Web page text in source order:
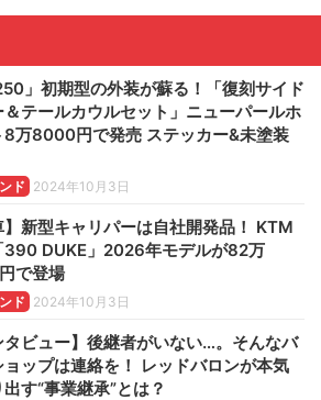
」初期型の外装が蘇る！「復刻サイド
＆テールカウルセット」ニューパールホ
8万8000円で発売 ステッカー&未塗装
ド 2024年10月3日
】新型キャリパーは自社開発品！ KTM
390 DUKE」2026年モデルが82万
で登場
ド 2024年10月3日
タビュー】後継者がいない…。そんなバ
ョップは連絡を！ レッドバロンが本気
す“事業継承”とは？